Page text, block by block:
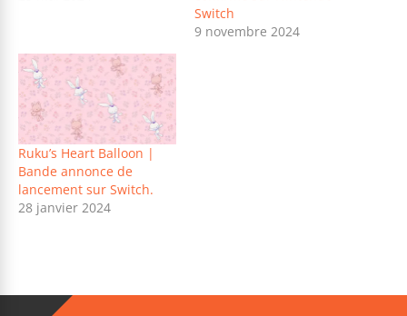
Switch
9 novembre 2024
Ruku’s Heart Balloon |
Bande annonce de
lancement sur Switch.
28 janvier 2024